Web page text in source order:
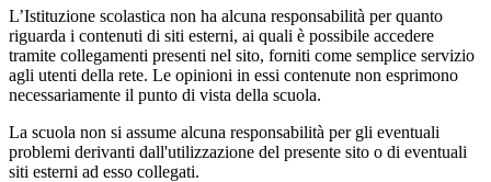
L’Istituzione scolastica non ha alcuna responsabilità per quanto
riguarda i contenuti di siti esterni, ai quali è possibile accedere
tramite collegamenti presenti nel sito, forniti come semplice servizio
agli utenti della rete. Le opinioni in essi contenute non esprimono
necessariamente il punto di vista della scuola.
La scuola non si assume alcuna responsabilità per gli eventuali
problemi derivanti dall'utilizzazione del presente sito o di eventuali
siti esterni ad esso collegati.